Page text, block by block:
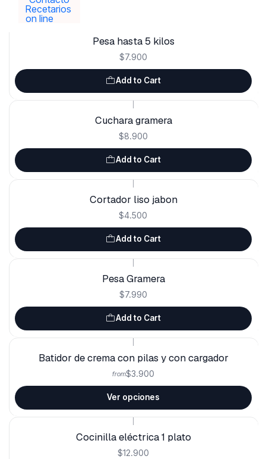
Recetarios
on line
Pesa hasta 5 kilos
$7.900
Add to Cart
Cuchara gramera
$8.900
Add to Cart
Cortador liso jabon
$4.500
Add to Cart
Pesa Gramera
$7.990
Add to Cart
Batidor de crema con pilas y con cargador
from$3.900
Ver opciones
Cocinilla eléctrica 1 plato
$12.900